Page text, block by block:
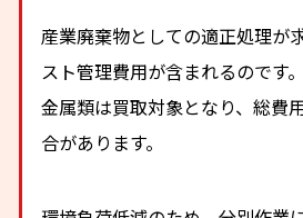
産業廃棄物としての適正処理が
スト管理費用が含まれるのです
金属類は買取対象となり、総費
合があります。